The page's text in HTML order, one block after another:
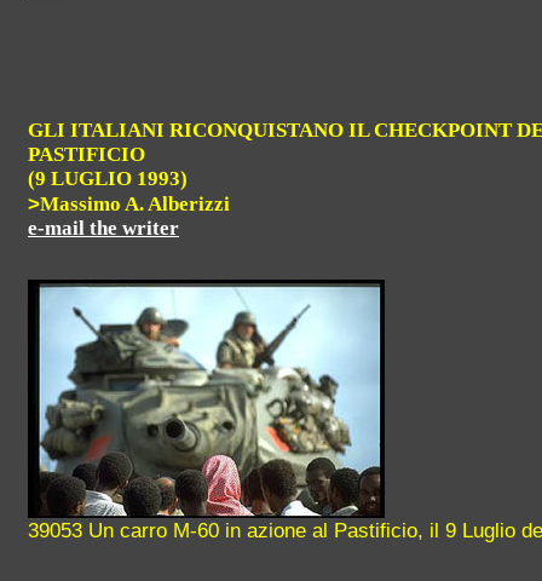
GLI ITALIANI RICONQUISTANO IL CHECKPOINT
PASTIFICIO
(9 LUGLIO 1993)
>Massimo A. Alberizzi
e-mail the writer
39053 Un carro M-60 in azione al Pastificio, il 9 Luglio